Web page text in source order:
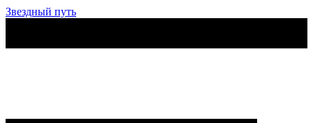
Звездный путь